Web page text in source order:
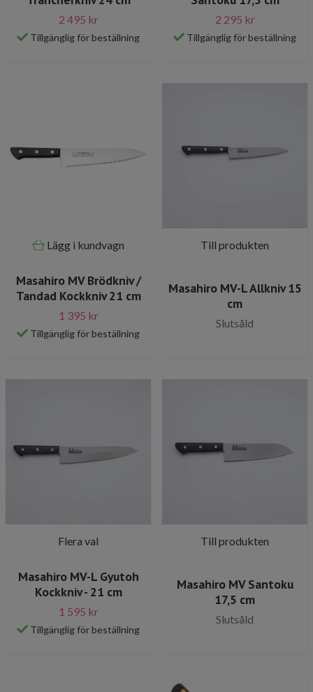
2 495 kr
Tillgänglig för beställning
2 295 kr
Tillgänglig för beställning
Lägg i kundvagn
Masahiro MV Brödkniv /
Tandad Kockkniv 21 cm
1 395 kr
Tillgänglig för beställning
Till produkten
Masahiro MV-L Allkniv 15
cm
Slutsåld
Flera val
Masahiro MV-L Gyutoh
Kockkniv - 21 cm
1 595 kr
Tillgänglig för beställning
Till produkten
Masahiro MV Santoku
17,5 cm
Slutsåld